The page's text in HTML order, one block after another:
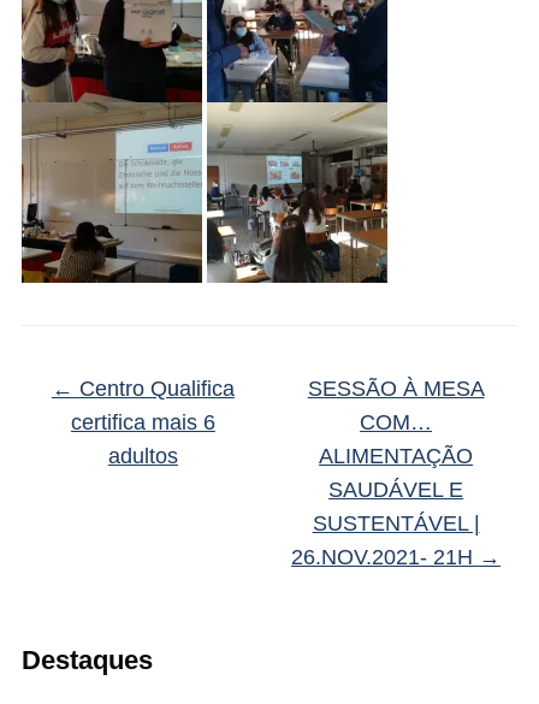
Destaques
← Centro Qualifica
certifica mais 6
adultos
SESSÃO À MESA
COM…
ALIMENTAÇÃO
SAUDÁVEL E
SUSTENTÁVEL |
26.NOV.2021- 21H →